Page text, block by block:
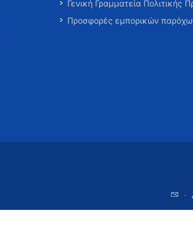
Γενική Γραμματεία Πολιτικής
Προσφορές εμπορικών
·